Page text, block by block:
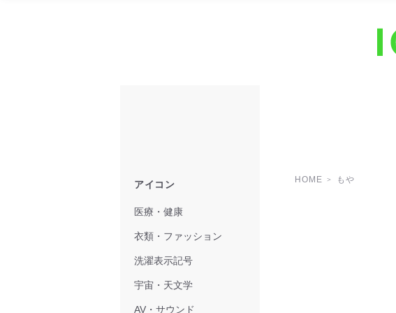
HOME もや
アイコン
医療・健康
衣類・ファッション
洗濯表示記号
宇宙・天文学
AV・サウンド